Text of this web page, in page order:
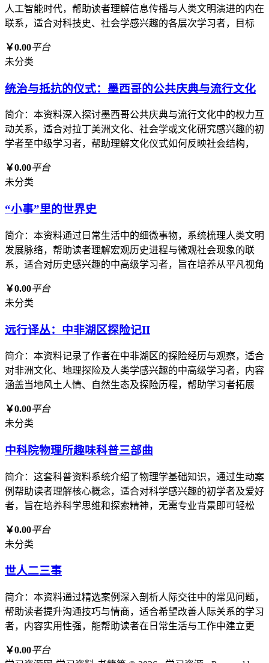
人工智能时代，帮助读者理解信息传播与人类文明演进的内在
联系，适合对科技史、社会学感兴趣的各层次学习者，目标
￥0.00平台
未分类
统治与抵抗的仪式：墨西哥的公共庆典与流行文化
简介：本资料深入探讨墨西哥公共庆典与流行文化中的权力互
动关系，适合对拉丁美洲文化、社会学或文化研究感兴趣的初
学者至中级学习者，帮助理解文化仪式如何反映社会结构，
￥0.00平台
未分类
“小事”里的世界史
简介：本资料通过日常生活中的细微事物，系统梳理人类文明
发展脉络，帮助读者理解宏观历史进程与微观社会现象的联
系，适合对历史感兴趣的中高级学习者，旨在培养从平凡视角
￥0.00平台
未分类
远行译丛：中非湖区探险记II
简介：本资料记录了作者在中非湖区的探险经历与观察，适合
对非洲文化、地理探险及人类学感兴趣的中高级学习者，内容
涵盖当地风土人情、自然生态及探险历程，帮助学习者拓展
￥0.00平台
未分类
中科院物理所趣味科普三部曲
简介：这套科普资料系统介绍了物理学基础知识，通过生动案
例帮助读者理解核心概念，适合对科学感兴趣的初学者及爱好
者，旨在培养科学思维和探索精神，无需专业背景即可轻松
￥0.00平台
未分类
世人二三事
简介：本资料通过精选案例深入剖析人际交往中的常见问题，
帮助读者提升沟通技巧与情商，适合希望改善人际关系的学习
者，内容实用性强，能帮助读者在日常生活与工作中建立更
￥0.00平台